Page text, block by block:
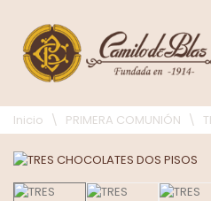
Inicio \ PRIMERA COMUNIÓN \